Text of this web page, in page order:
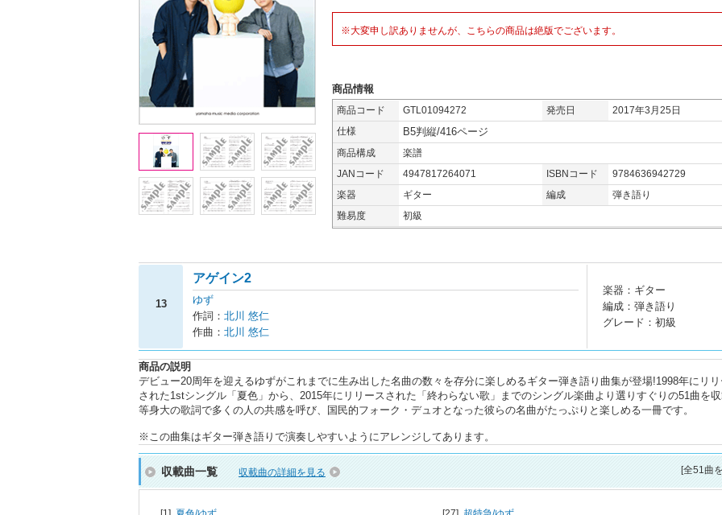
※大変申し訳ありませんが、こちらの商品は絶版でございます。
商品情報
商品コード GTL01094272 発売日
2017年3月25日
仕様
B5判縦/416ページ
商品構成
楽譜
JANコード
4947817264071 ISBNコード
9784636942729
楽器
ギター 編成
弾き語り
難易度
初級
13
アゲイン2
ゆず
作詞： 北川 悠仁
作曲： 北川 悠仁
楽器：ギター
編成：弾き語り
グレード：初級
商品の説明
デビュー20周年を迎えるゆずがこれまでに生み出した名曲の数々を存分に楽しめるギター弾き語り曲集が登場!1998年にリリ
された1stシングル「夏色」から、2015年にリリースされた「終わらない歌」までのシングル楽曲より選りすぐりの51曲を収
等身大の歌詞で多くの人の共感を呼び、国民的フォーク・デュオとなった彼らの名曲がたっぷりと楽しめる一冊です。
※この曲集はギター弾き語りで演奏しやすいようにアレンジしてあります。
収載曲一覧 収載曲の詳細を見る [全51曲